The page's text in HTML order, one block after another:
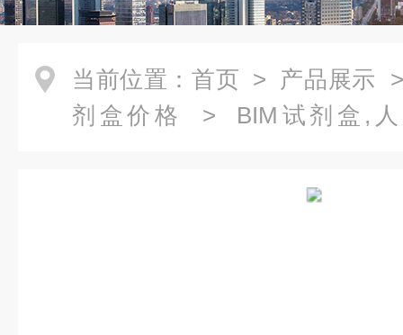
当前位置： 首页 > 产品展示
剂盒价格
> BIM试剂盒,人